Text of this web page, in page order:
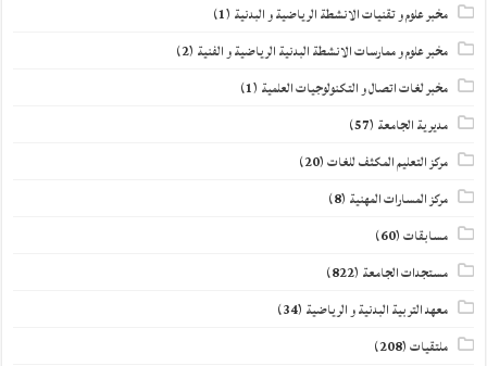
مخبر علوم و تقنيات الانشطة الرياضية و البدنية (1)
مخبر علوم و ممارسات الانشطة البدنية الرياضية و الفنية (2)
مخبر لغات اتصال و التكنولوجيات العلمية (1)
مديرية الجامعة (57)
مركز التعليم المكثف للغات(20)
مركز المسارات المهنية (8)
مسابقات(60)
مستجدات الجامعة (822)
معهد التربية البدنية و الرياضية (34)
ملتقيات(208)